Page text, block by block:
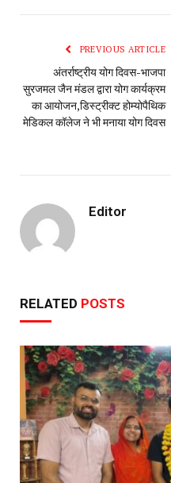
PREVIOUS ARTICLE
अंतर्राष्ट्रीय योग दिवस-भाजपा
सुरजमल जैन मंडल द्वारा योग कार्यक्रम
का आयोजन,डिस्ट्रीक्ट होम्योपैथिक
मेडिकल कॉलेज ने भी मनाया योग दिवस
Editor
RELATED POSTS